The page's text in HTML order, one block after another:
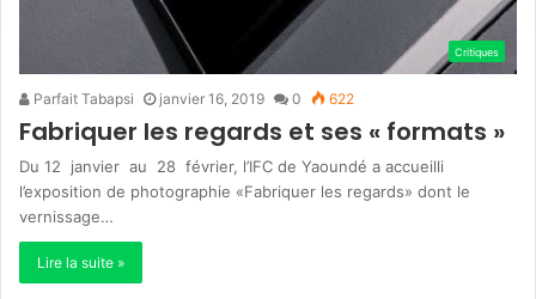
Critiques
Parfait Tabapsi janvier 16, 2019 0 622
Fabriquer les regards et ses « formats »
Du 12 janvier au 28 février, l’IFC de Yaoundé a accueilli
l’exposition de photographie «Fabriquer les regards» dont le
vernissage…
Lire la suite »